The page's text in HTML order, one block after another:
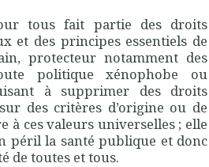
tous fait partie des droits
et des principes essentiels de
protecteur notamment des
politique xénophobe ou
à supprimer des droits
des critères d’origine ou de
à ces valeurs universelles ; elle
péril la santé publique et donc
de toutes et tous.